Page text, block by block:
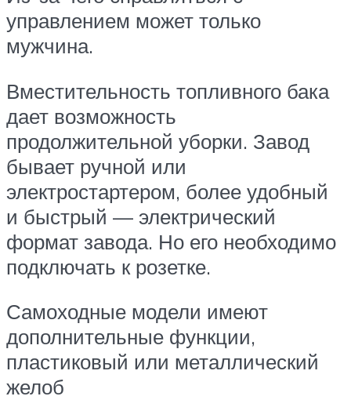
управлением может только
мужчина.
Вместительность топливного бака
дает возможность
продолжительной уборки. Завод
бывает ручной или
электростартером, более удобный
и быстрый — электрический
формат завода. Но его необходимо
подключать к розетке.
Самоходные модели имеют
дополнительные функции,
пластиковый или металлический
желоб